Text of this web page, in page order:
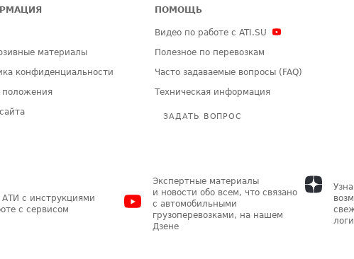
материалы
конфиденциальности
ПОМОЩЬ
Видео по работе с ATI.SU
Полезное по перевозкам
Часто задаваемые вопросы (FAQ)
Техническая информация
ЗАДАТЬ ВОПРОС
АТИ с инструкциями
с сервисом
Экспертные материалы
и новости обо всем, что связано
с автомобильными
грузоперевозками, на нашем
Дзене